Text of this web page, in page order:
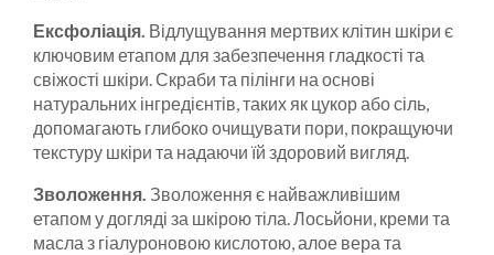
Ексфоліація. Відлущування мертвих клітин шкіри є
ключовим етапом для забезпечення гладкості та
свіжості шкіри. Скраби та пілінги на основі
натуральних інгредієнтів, таких як цукор або сіль,
допомагають глибоко очищувати пори, покращуючи
текстуру шкіри та надаючи їй здоровий вигляд.
Зволоження. Зволоження є найважливішим
етапом у догляді за шкірою тіла. Лосьйони, креми та
масла з гіалуроновою кислотою, алое вера та